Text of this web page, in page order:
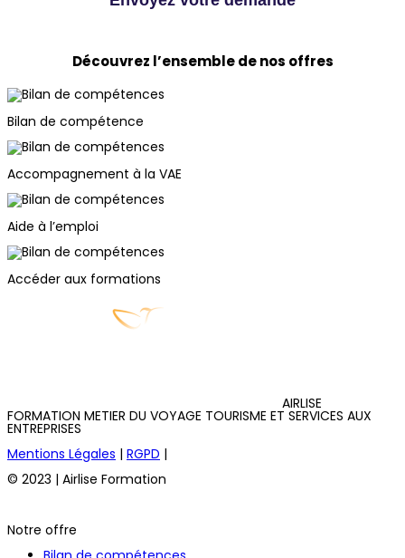
Découvrez l’ensemble de nos offres
Bilan de compétence
Accompagnement à la VAE
Aide à l’emploi
Accéder aux formations
AIRLISE
FORMATION METIER DU VOYAGE TOURISME ET SERVICES AUX
ENTREPRISES
Mentions Légales | RGPD |
© 2023 | Airlise Formation
Notre offre